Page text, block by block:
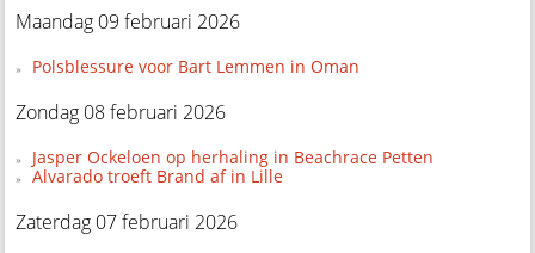
Maandag 09 februari 2026
Polsblessure voor Bart Lemmen in Oman
Zondag 08 februari 2026
Jasper Ockeloen op herhaling in Beachrace Petten
Alvarado troeft Brand af in Lille
Zaterdag 07 februari 2026